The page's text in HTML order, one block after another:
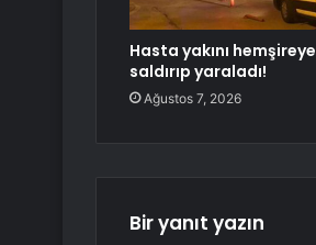
Hasta yakını hemşireye
saldırıp yaraladı!
Ağustos 7, 2026
Bir yanıt yazın